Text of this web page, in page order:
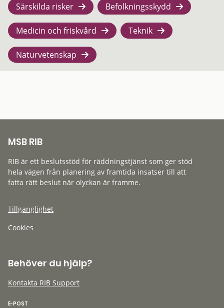
Särskilda risker Befolkningsskydd
Medicin och friskvård Teknik
Naturvetenskap
MSB RIB
RIB är ett beslutsstöd för räddningstjänst som ger stöd
hela vägen från planering av framtida insatser till att
fatta rätt beslut när olyckan är framme.
Tillgänglighet
Cookies
Behöver du hjälp?
Kontakta RIB Support
E-POST